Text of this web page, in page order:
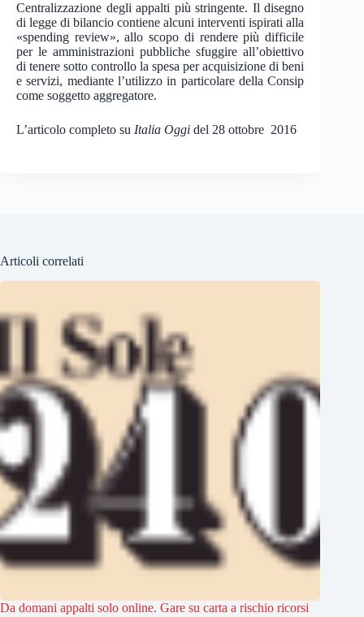
Centralizzazione degli appalti più stringente. Il disegno
di legge di bilancio contiene alcuni interventi ispirati alla
«spending review», allo scopo di rendere più difficile
per le amministrazioni pubbliche sfuggire all’obiettivo
di tenere sotto controllo la spesa per acquisizione di beni
e servizi, mediante l’utilizzo in particolare della Consip
come soggetto aggregatore.
L’articolo completo su Italia Oggi del 28 ottobre 2016
Articoli correlati
Da domani appalti solo online. Gare su carta a rischio ricorsi